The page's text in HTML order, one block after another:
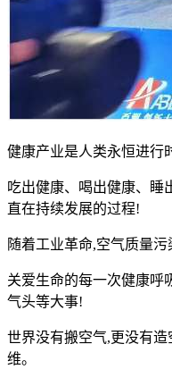
健康产业是人类永恒进行
吃出健康、喝出健康、睡
直在持续发展的过程!
随着工业革命,空气质量
关爱生命的每一次健康呼
气头等大事!
世界没有搬空气,更没有
维。